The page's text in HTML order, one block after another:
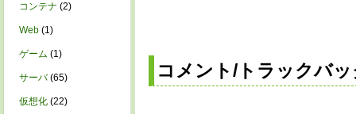
コメント/トラックバ
コンテナ (2)
Web (1)
ゲーム (1)
サーバ(65)
仮想化 (22)